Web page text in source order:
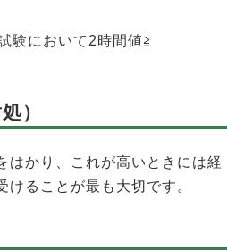
験において2時間値≧
）
かり、これが高いときには経
ることが最も大切です。